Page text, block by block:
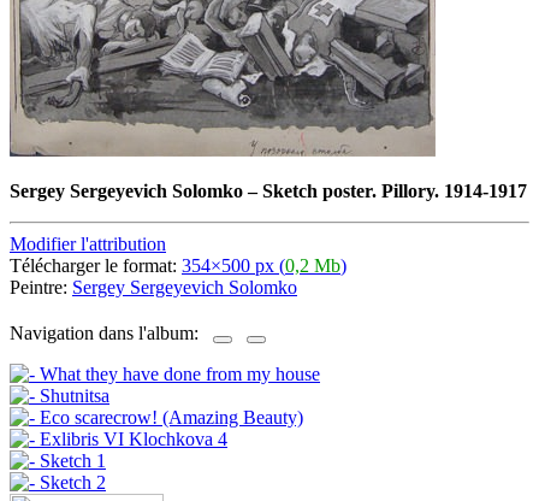
Sergey Sergeyevich Solomko–Sketch poster. Pillory. 1914-1917
Modifier l'attribution
Télécharger le format: 354×500 px (0,2 Mb)
Peintre: Sergey Sergeyevich Solomko
Navigation dans l'album: